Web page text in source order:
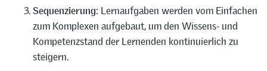
Sequenzierung: Lernaufgaben werden vom Einfachen
zum Komplexen aufgebaut, um den Wissens- und
Kompetenzstand der Lernenden kontinuierlich zu
steigern.